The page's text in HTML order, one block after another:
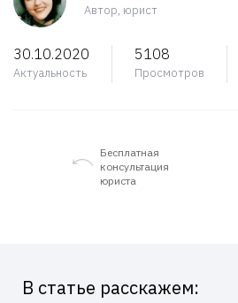
Автор, юрист
30.10.2020
Актуальность
5108
Просмотров
Бесплатная
консультация
юриста
В статье расскажем: